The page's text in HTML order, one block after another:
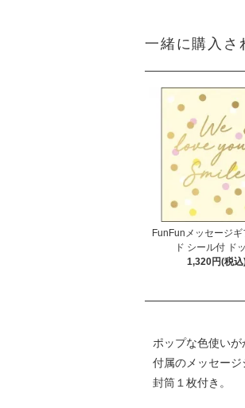
一緒に購入さ
FunFunメッセージギ
ド シール付 ド
1,320円(税込
ポップな色使いが
付属のメッセージ
封筒１枚付き。